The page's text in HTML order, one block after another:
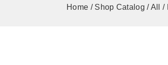
Home / Shop Catalog / All /